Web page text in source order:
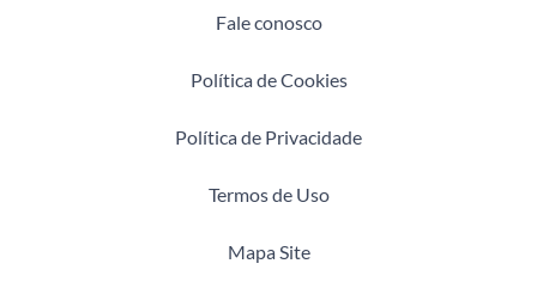
Fale conosco
Política de Cookies
Política de Privacidade
Termos de Uso
Mapa Site